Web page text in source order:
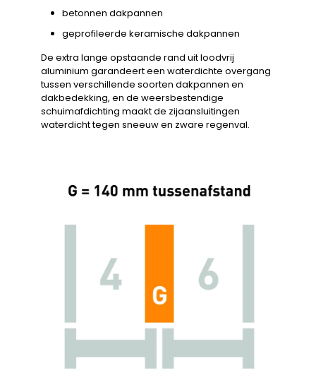
betonnen dakpannen
geprofileerde keramische dakpannen
De extra lange opstaande rand uit loodvrij
aluminium garandeert een waterdichte overgang
tussen verschillende soorten dakpannen en
dakbedekking, en de weersbestendige
schuimafdichting maakt de zijaansluitingen
waterdicht tegen sneeuw en zware regenval.